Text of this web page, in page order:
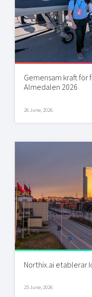
Gemensam kraft
Almedalen 2026
26 June, 2026
Northix.ai etablerar
25 June, 2026